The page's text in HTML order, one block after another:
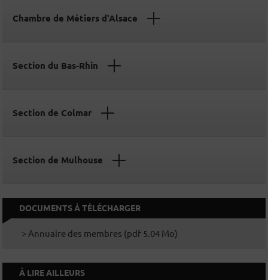
Chambre de Métiers d'Alsace
Section du Bas-Rhin
Section de Colmar
Section de Mulhouse
DOCUMENTS À TÉLÉCHARGER
> Annuaire des membres (pdf 5.04 Mo)
À LIRE AILLEURS